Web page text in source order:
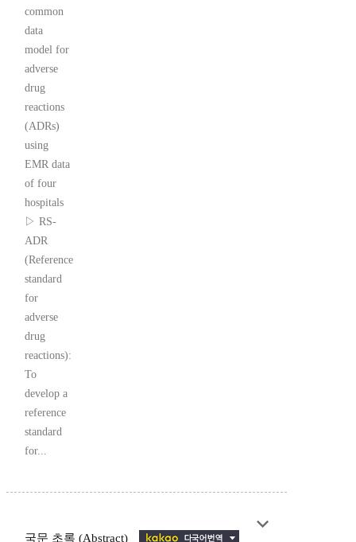
common
data
model for
adverse
drug
reactions
(ADRs)
using
EMR data
of four
hospitals
▷ RS-
ADR
(Reference
standard
for
adverse
drug
reactions):
To
develop a
reference
standard
for...
국문 초록 (Abstract)